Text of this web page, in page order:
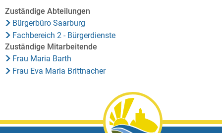
Zuständige Abteilungen
Bürgerbüro Saarburg
Fachbereich 2 - Bürgerdienste
Zuständige Mitarbeitende
Frau Maria Barth
Frau Eva Maria Brittnacher